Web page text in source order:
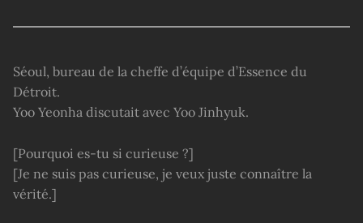
Séoul, bureau de la cheffe d’équipe d’Essence du
Détroit.
Yoo Yeonha discutait avec Yoo Jinhyuk.
[Pourquoi es-tu si curieuse ?]
[Je ne suis pas curieuse, je veux juste connaître la
vérité.]